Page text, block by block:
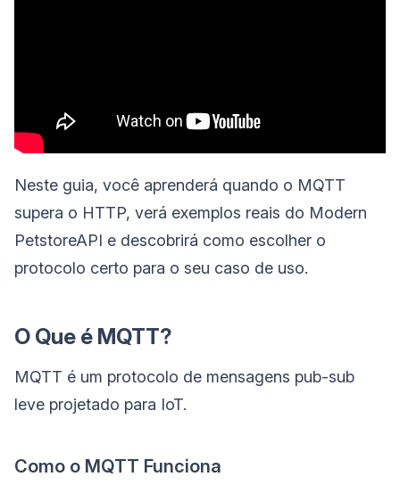
Neste guia, você aprenderá quando o MQTT
supera o HTTP, verá exemplos reais do Modern
PetstoreAPI e descobrirá como escolher o
protocolo certo para o seu caso de uso.
O Que é MQTT?
MQTT é um protocolo de mensagens pub-sub
leve projetado para IoT.
Como o MQTT Funciona